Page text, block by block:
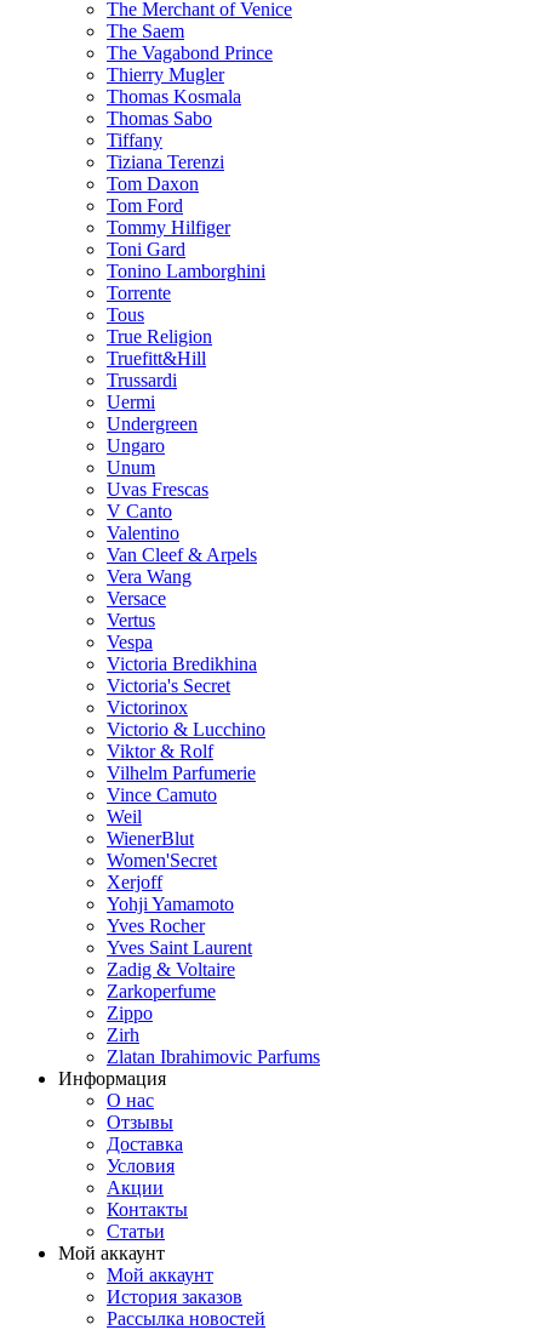
The Merchant of Venice
The Saem
The Vagabond Prince
Thierry Mugler
Thomas Kosmala
Thomas Sabo
Tiffany
Tiziana Terenzi
Tom Daxon
Tom Ford
Tommy Hilfiger
Toni Gard
Tonino Lamborghini
Torrente
Tous
True Religion
Truefitt&Hill
Trussardi
Uermi
Undergreen
Ungaro
Unum
Uvas Frescas
V Canto
Valentino
Van Cleef & Arpels
Vera Wang
Versace
Vertus
Vespa
Victoria Bredikhina
Victoria's Secret
Victorinox
Victorio & Lucchino
Viktor & Rolf
Vilhelm Parfumerie
Vince Camuto
Weil
WienerBlut
Women'Secret
Xerjoff
Yohji Yamamoto
Yves Rocher
Yves Saint Laurent
Zadig & Voltaire
Zarkoperfume
Zippo
Zirh
Zlatan Ibrahimovic Parfums
Информация
О нас
Отзывы
Доставка
Условия
Aкции
Контакты
Статьи
Мой аккаунт
Мой аккаунт
История заказов
Рассылка новостей